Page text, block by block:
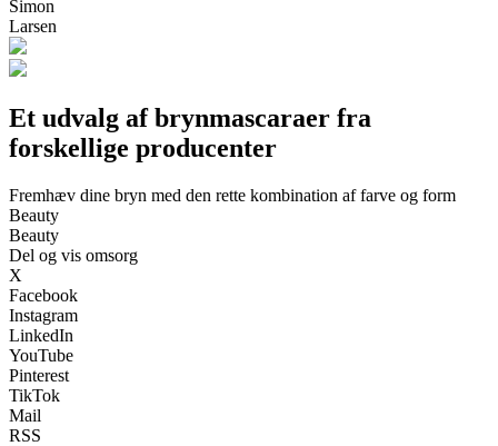
Simon
Larsen
Et udvalg af brynmascaraer fra
forskellige producenter
Fremhæv dine bryn med den rette kombination af farve og form
Beauty
Beauty
Del og vis omsorg
X
Facebook
Instagram
LinkedIn
YouTube
Pinterest
TikTok
Mail
RSS